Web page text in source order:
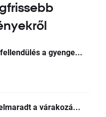
a gyenge...
a várakozá...